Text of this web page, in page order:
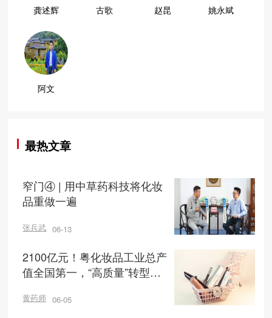
龚述辉 古歌 赵昆 姚永斌
阿文
最热文章
窄门④ | 用中草药科技将化妆
品重做一遍
张兵武 06-13
2100亿元！粤化妆品工业总产
值全国第一，“高质量”转型发
黄药师 06-05